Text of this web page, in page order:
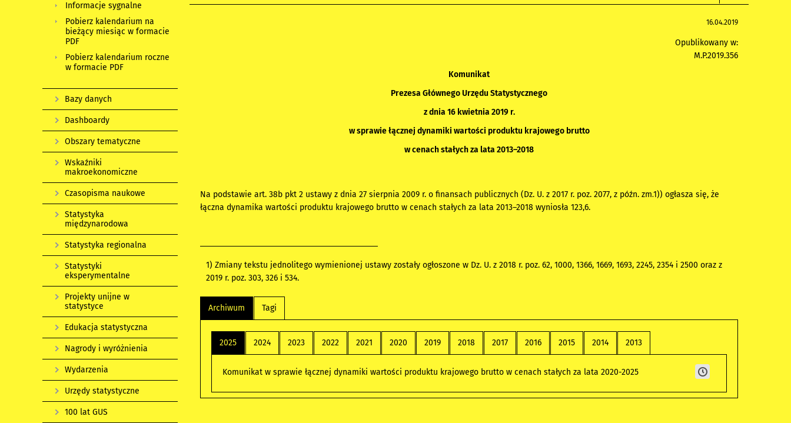
16.04.2019
Opublikowany w:
M.P.2019.356
Komunikat
Prezesa Głównego Urzędu Statystycznego
z dnia 16 kwietnia 2019 r.
w sprawie łącznej dynamiki wartości produktu krajowego brutto
w cenach stałych za lata 2013–2018
Na podstawie art. 38b pkt 2 ustawy z dnia 27 sierpnia 2009 r. o finansach publicznych (Dz. U. z 2017 r. poz. 2077, z późn. zm.1)) ogłasza się, że
łączna dynamika wartości produktu krajowego brutto w cenach stałych za lata 2013–2018 wyniosła 123,6.
1) Zmiany tekstu jednolitego wymienionej ustawy zostały ogłoszone w Dz. U. z 2018 r. poz. 62, 1000, 1366, 1669, 1693, 2245, 2354 i 2500 oraz z
2019 r. poz. 303, 326 i 534.
Archiwum Tagi
2025 2024 2023 2022 2021 2020 2019 2018 2017 2016 2015 2014 2013
Komunikat w sprawie łącznej dynamiki wartości produktu krajowego brutto w cenach stałych za lata 2020-2025
Informacje sygnalne
Pobierz kalendarium na
bieżący miesiąc w formacie
PDF
Pobierz kalendarium roczne
w formacie PDF
Bazy danych
Dashboardy
Obszary tematyczne
Wskaźniki
makroekonomiczne
Czasopisma naukowe
Statystyka
międzynarodowa
Statystyka regionalna
Statystyki
eksperymentalne
Projekty unijne w
statystyce
Edukacja statystyczna
Nagrody i wyróżnienia
Wydarzenia
Urzędy statystyczne
100 lat GUS